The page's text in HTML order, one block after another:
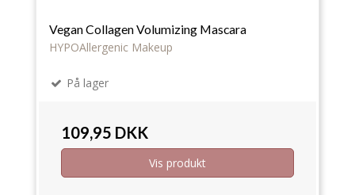
Vegan Collagen Volumizing Mascara
HYPOAllergenic Makeup
På lager
109,95 DKK
Vis produkt